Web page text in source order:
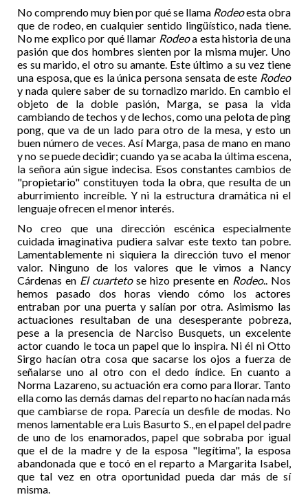
No comprendo muy bien por qué se llama Rodeoesta obra
que de rodeo, en cualquier sentido lingüístico, nada tiene.
No me explico por qué llamar Rodeoa esta historia de una
pasión que dos hombres sienten por la misma mujer. Uno
es su marido, el otro su amante. Este último a su vez tiene
una esposa, que es la única persona sensata de este Rodeo
y nada quiere saber de su tornadizo marido. En cambio el
objeto de la doble pasión, Marga, se pasa la vida
cambiando de techos y de lechos, como una pelota de ping
pong, que va de un lado para otro de la mesa, y esto un
buen número de veces. Así Marga, pasa de mano en mano
y no se puede decidir; cuando ya se acaba la última escena,
la señora aún sigue indecisa. Esos constantes cambios de
"propietario" constituyen toda la obra, que resulta de un
aburrimiento increíble. Y ni la estructura dramática ni el
lenguaje ofrecen el menor interés.
No creo que una dirección escénica especialmente
cuidada imaginativa pudiera salvar este texto tan pobre.
Lamentablemente ni siquiera la dirección tuvo el menor
valor. Ninguno de los valores que le vimos a Nancy
Cárdenas en El cuartetose hizo presente en Rodeo.. Nos
hemos pasado dos horas viendo cómo los actores
entraban por una puerta y salían por otra. Asimismo las
actuaciones resultaban de una desesperante pobreza,
pese a la presencia de Narciso Busquets, un excelente
actor cuando le toca un papel que lo inspira. Ni él ni Otto
Sirgo hacían otra cosa que sacarse los ojos a fuerza de
señalarse uno al otro con el dedo índice. En cuanto a
Norma Lazareno, su actuación era como para llorar. Tanto
ella como las demás damas del reparto no hacían nada más
que cambiarse de ropa. Parecía un desfile de modas. No
menos lamentable era Luis Basurto S., en el papel del padre
de uno de los enamorados, papel que sobraba por igual
que el de la madre y de la esposa "legítima", la esposa
abandonada que e tocó en el reparto a Margarita Isabel,
que tal vez en otra oportunidad pueda dar más de sí
misma.